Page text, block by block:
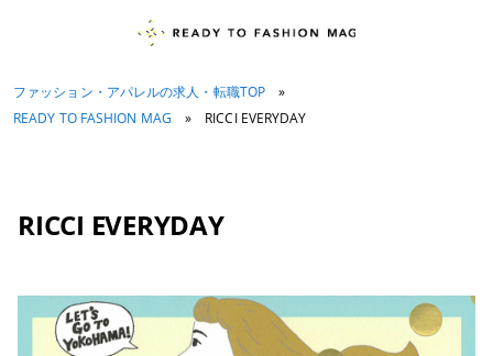
ファッション・アパレルの求人・転職TOP
»
READY TO FASHION MAG
» RICCI EVERYDAY
RICCI EVERYDAY